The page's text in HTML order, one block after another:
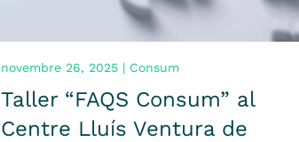
novembre 26, 2025 | Consum
Taller “FAQS Consum” al
Centre Lluís Ventura de